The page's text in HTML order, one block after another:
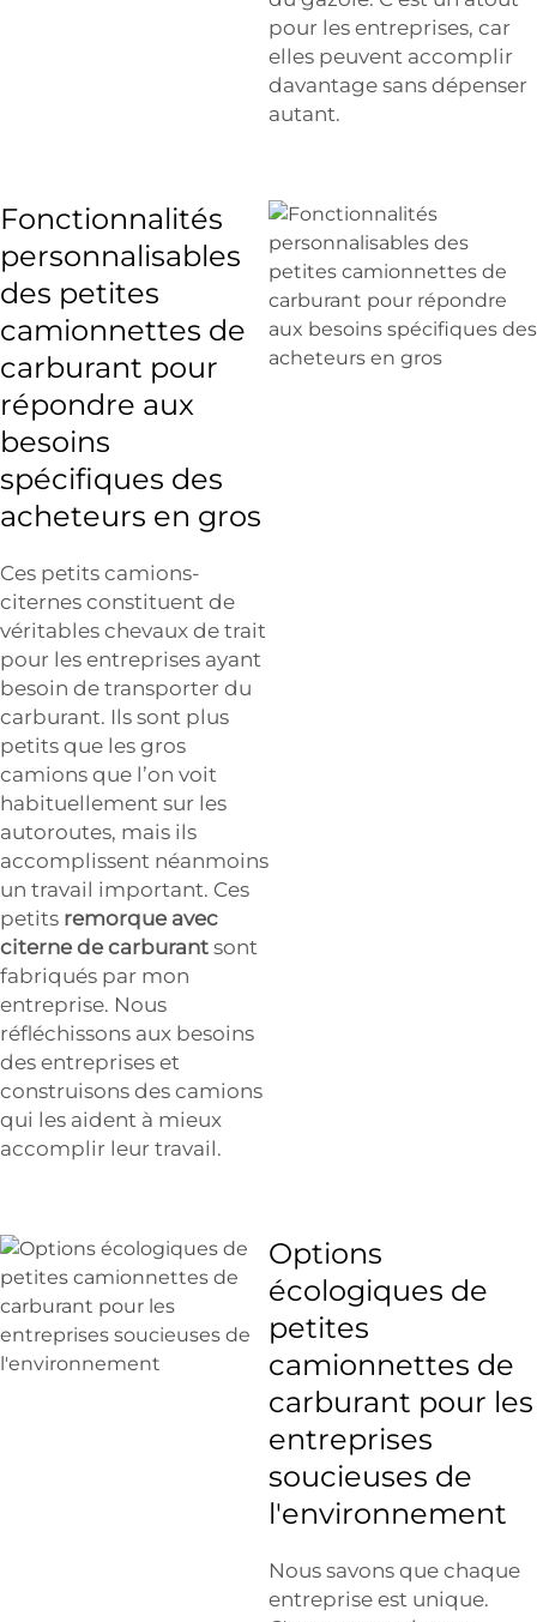
pour les entreprises, car
elles peuvent accomplir
davantage sans dépenser
autant.
Fonctionnalités
personnalisables
des petites
camionnettes de
carburant pour
répondre aux
besoins
spécifiques des
acheteurs en gros
Ces petits camions-
citernes constituent de
véritables chevaux de trait
pour les entreprises ayant
besoin de transporter du
carburant. Ils sont plus
petits que les gros
camions que l’on voit
habituellement sur les
autoroutes, mais ils
accomplissent néanmoins
un travail important. Ces
petits remorque avec
citerne de carburant sont
fabriqués par mon
entreprise. Nous
réfléchissons aux besoins
des entreprises et
construisons des camions
qui les aident à mieux
accomplir leur travail.
Options
écologiques de
petites
camionnettes de
carburant pour les
entreprises
soucieuses de
l'environnement
Nous savons que chaque
entreprise est unique.